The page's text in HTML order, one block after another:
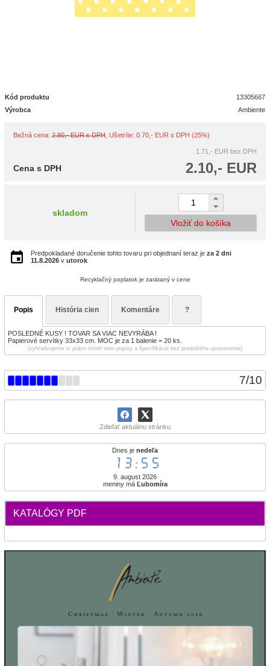
7/10
Zdieľať aktuálnu stránku
Dnes je nedeľa
13:55
9. august 2026
meniny má Ľubomíra
KATALÓGY PDF
Kód produktu
13305667
Výrobca
Ambiente
Bežná cena: 2.80,- EUR s DPH , Ušetríte: 0.70,- EUR s DPH (25%)
1.71,- EUR bez DPH
2.10,- EUR
Cena s DPH
skladom
Vložiť do košíka
Predpokladané doručenie tohto tovaru pri objednaní teraz je za 2 dni
11.8.2026 v utorok
Recyklačný poplatok je zarátaný v cene
Popis História cien Komentáre ?
POSLEDNÉ KUSY ! TOVAR SA VIAC NEVYRÁBA !
Papierové servítky 33x33 cm. MOC je za 1 balenie = 20 ks.
(vyhradzujeme si právo meniť tieto popisy a špecifikácie bez predošlého upozornenia)